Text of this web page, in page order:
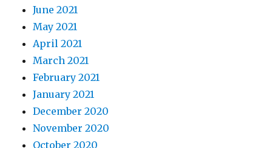
June 2021
May 2021
April 2021
March 2021
February 2021
January 2021
December 2020
November 2020
October 2020